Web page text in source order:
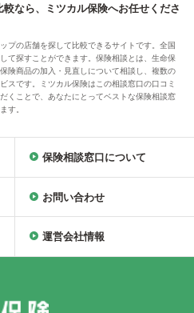
なら、ミツカル保険へお任せくださ
プの店舗を探して比較できるサイトです。全国
て探すことができます。保険相談とは、生命保
険商品の加入・見直しについて相談し、複数の
スです。ミツカル保険はこの相談窓口の口コミ
くことで、あなたにとってベストな保険相談窓
す。
保険相談窓口について
お問い合わせ
運営会社情報